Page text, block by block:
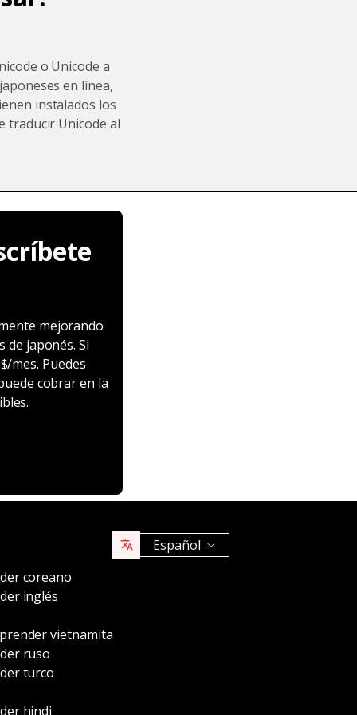
o Unicode a
en línea,
instalados los
traducir Unicode al
mejorando
japonés. Si
mes. Puedes
cobrar en la
coreano
inglés
vietnamita
ruso
turco
hindi
Español